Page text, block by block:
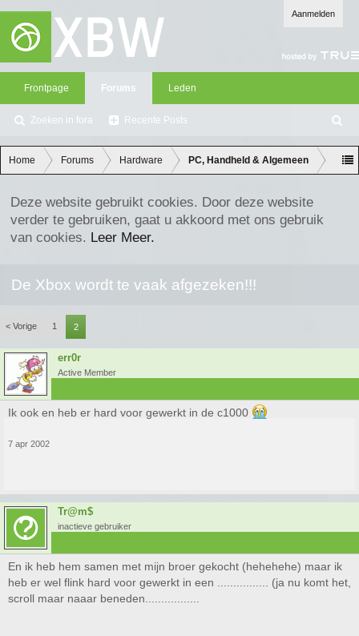
Aanmelden
Frontpage Forums
Zoeken in fora Recente Posts
Leden
oe
ke
n
Home Forums Hardware PC, Handheld & Algemeen
Deze website gebruikt cookies. Door deze website
verder te gebruiken, gaat u akkoord met ons gebruik
van cookies. Leer Meer.
De Xbox wordt te vaak afgezeken!!!
< Vorige 1 2
err0r
Active Member
Ik ook en heb er hard voor gewerkt in de c1000
7 apr 2002
Tr@m$
inactieve gebruiker
En ik heb hem samen met mijn broer gekocht (hehehehe) maar ik
heb er wel flink hard voor gewerkt in een ................ (ja nu komt het,
scroll maar naaar beneden.................